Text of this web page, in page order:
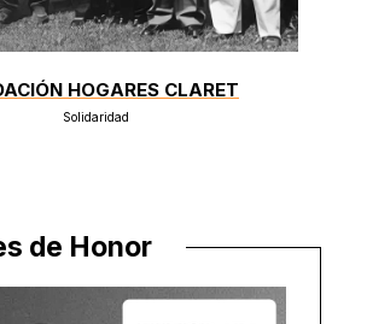
HOGARES CLARET
Solidaridad
de Honor